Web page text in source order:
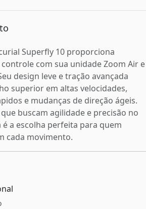
Superfly 10 proporciona
com sua unidade Zoom Air e
design leve e tração avançada
superior em altas velocidades,
e mudanças de direção ágeis.
buscam agilidade e precisão no
a escolha perfeita para quem
cada movimento.